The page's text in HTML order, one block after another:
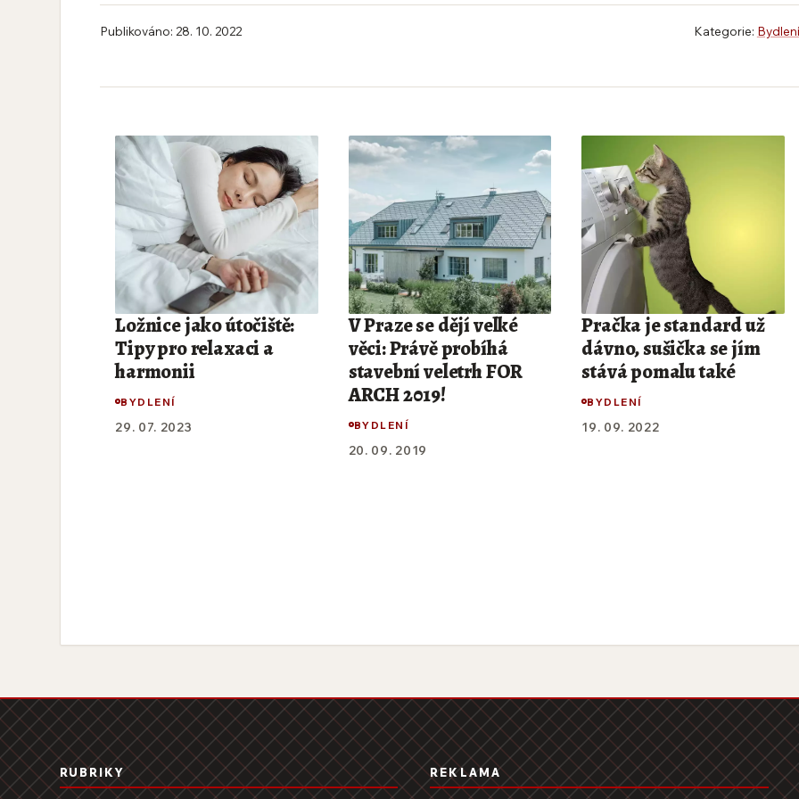
Publikováno: 28. 10. 2022 Kategorie: Bydlení
Ložnice jako útočiště:
Tipy pro relaxaci a
harmonii
BYDLENÍ
29. 07. 2023
V Praze se dějí velké
věci: Právě probíhá
stavební veletrh FOR
ARCH 2019!
BYDLENÍ
20. 09. 2019
Pračka je standard už
dávno, sušička se jím
stává pomalu také
BYDLENÍ
19. 09. 2022
RUBRIKY REKLAMA